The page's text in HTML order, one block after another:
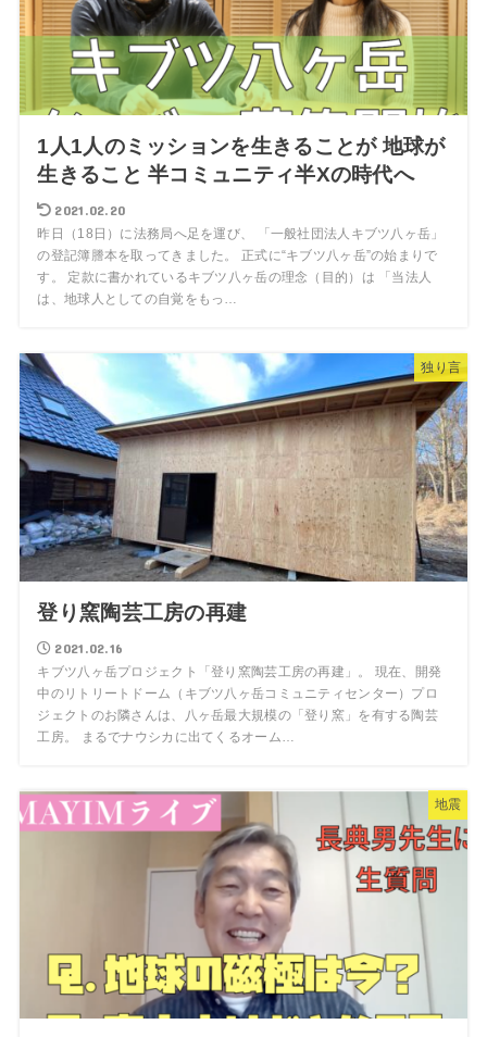
1人1人のミッションを生きることが 地球が
生きること 半コミュニティ半Xの時代へ
2021.02.20
昨日（18日）に法務局へ足を運び、 「一般社団法人キブツ八ヶ岳」
の登記簿謄本を取ってきました。 正式に“キブツ八ヶ岳”の始まりで
す。 定款に書かれているキブツ八ヶ岳の理念（目的）は 「当法人
は、地球人としての自覚をもっ…
独り言
登り窯陶芸工房の再建
2021.02.16
キブツ八ヶ岳プロジェクト「登り窯陶芸工房の再建」。 現在、開発
中のリトリートドーム（キブツ八ヶ岳コミュニティセンター）プロ
ジェクトのお隣さんは、八ヶ岳最大規模の「登り窯」を有する陶芸
工房。 まるでナウシカに出てくるオーム…
地震